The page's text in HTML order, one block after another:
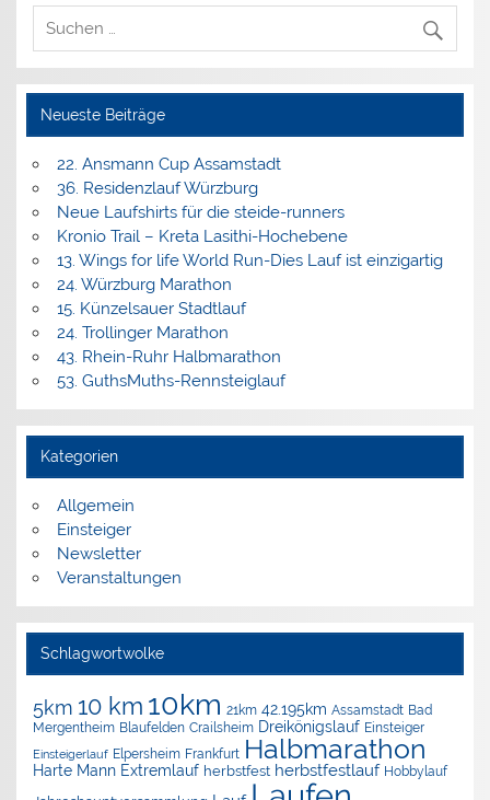
Neueste Beiträge
22. Ansmann Cup Assamstadt
36. Residenzlauf Würzburg
Neue Laufshirts für die steide-runners
Kronio Trail – Kreta Lasithi-Hochebene
13. Wings for life World Run-Dies Lauf ist einzigartig
24. Würzburg Marathon
15. Künzelsauer Stadtlauf
24. Trollinger Marathon
43. Rhein-Ruhr Halbmarathon
53. GuthsMuths-Rennsteiglauf
Kategorien
Allgemein
Einsteiger
Newsletter
Veranstaltungen
Schlagwortwolke
5km 10 km 10km 21km 42.195km Assamstadt Bad
Mergentheim Blaufelden Crailsheim Dreikönigslauf Einsteiger
Einsteigerlauf Elpersheim Frankfurt Halbmarathon
Harte Mann Extremlauf herbstfest herbstfestlauf Hobbylauf